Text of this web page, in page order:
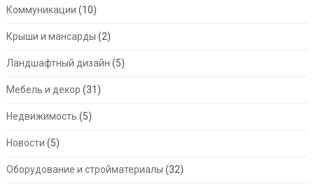
Коммуникации (10)
Крыши и мансарды (2)
Ландшафтный дизайн (5)
Мебель и декор (31)
Недвижимость (5)
Новости (5)
Оборудование и стройматериалы (32)